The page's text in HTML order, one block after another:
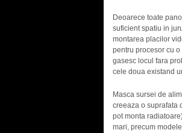
Deoarece toate
suficient spatiu in
montarea placilor
pentru procesor cu
gasesc locul fara
cele doua existand
Masca sursei de
creeaza o suprafata
pot monta
mari, precum